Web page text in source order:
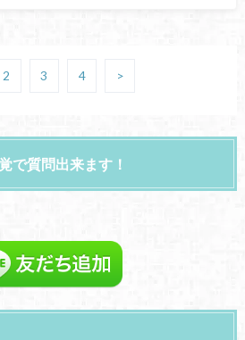
2 3 4 >
で質問出来ます！